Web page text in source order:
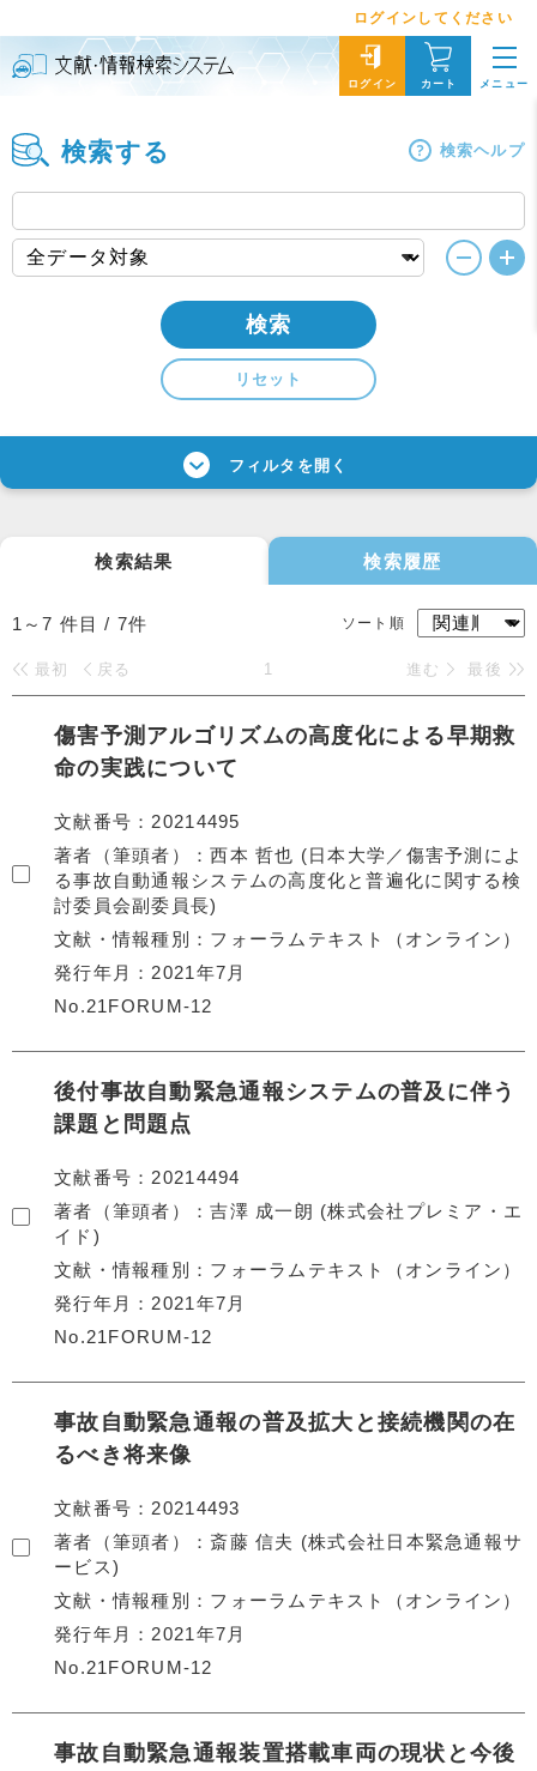
ログインしてください
ログイン カート メニュー
検索する 検索ヘルプ
検索
リセット
フィルタを開く
検索結果 検索履歴
1～7 件目 / 7件 ソート順
最初 戻る 1 進む 最後
傷害予測アルゴリズムの高度化による早期救
命の実践について
文献番号
20214495
著者（筆頭者）
西本 哲也 (日本大学／傷害予測によ
る事故自動通報システムの高度化と普遍化に関する検
討委員会副委員長)
文献・情報種別
フォーラムテキスト（オンライン）
発行年月
2021年7月
No.21FORUM-12
後付事故自動緊急通報システムの普及に伴う
課題と問題点
文献番号
20214494
著者（筆頭者）
吉澤 成一朗 (株式会社プレミア・エ
イド)
文献・情報種別
フォーラムテキスト（オンライン）
発行年月
2021年7月
No.21FORUM-12
事故自動緊急通報の普及拡大と接続機関の在
るべき将来像
文献番号
20214493
著者（筆頭者）
斎藤 信夫 (株式会社日本緊急通報サ
ービス)
文献・情報種別
フォーラムテキスト（オンライン）
発行年月
2021年7月
No.21FORUM-12
事故自動緊急通報装置搭載車両の現状と今後